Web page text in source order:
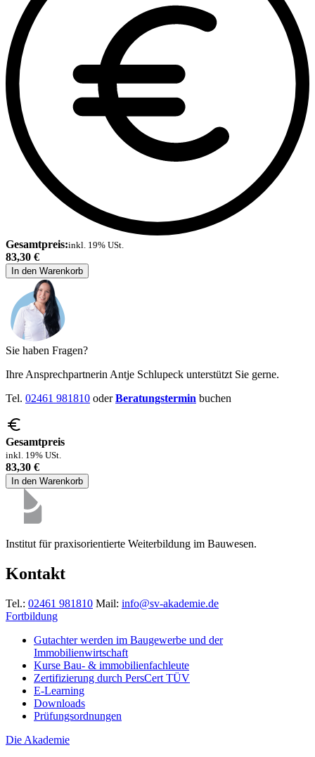
Gesamtpreis:inkl. 19% USt.
83,30 €
In den Warenkorb
Sie haben Fragen?
Ihre Ansprechpartnerin Antje Schlupeck unterstützt Sie gerne.
Tel. 02461 981810 oderBeratungstermin buchen
Gesamtpreis
inkl. 19% USt.
83,30 €
In den Warenkorb
Institut für praxisorientierte Weiterbildung im Bauwesen.
Kontakt
Tel.: 02461 981810 Mail: info@sv-akademie.de
Fortbildung
Gutachter werden im Baugewerbe und der
Immobilienwirtschaft
Kurse Bau- & immobilienfachleute
Zertifizierung durch PersCert TÜV
E-Learning
Downloads
Prüfungsordnungen
Die Akademie